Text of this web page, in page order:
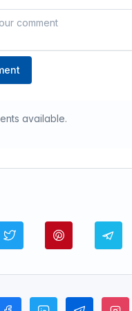
ধূলিমলিন উপহার রামাদান
(ধূলিমলিন উপহার রামাদান | [ সমাপ্ত ])
এক আঙ্গুল ┇ ধূলিমলিন উপহার
Islamic Audio Book┇
উপহার রামাদান | [ সমাপ্ত ])
available.